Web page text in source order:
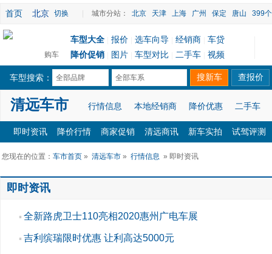
首页 北京 切换 城市分站： 北京 天津 上海 广州 保定 唐山 399
购车
车型大全 报价 选车向导 经销商
车贷
降价促销
图片 车型对比 二手车 视频
车型搜索： 全部品牌 全部车系
清远车市 行情信息 本地经销商 降价优惠 二手车
即时资讯 降价行情 商家促销 清远商讯 新车实拍 试驾评测
您现在的位置： 车市首页 » 清远车市 » 行情信息 » 即时资讯
即时资讯
▪ 全新路虎卫士110亮相2020惠州广电车展
▪ 吉利缤瑞限时优惠 让利高达5000元